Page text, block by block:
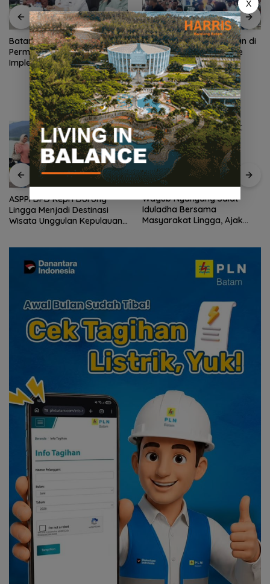
Batam Tawarkan Konsep
Permukiman Terpadu dalam
Implementasi Program 3
Juta Rumah
Akhir Pekan, Arus Wisman di
Pelabuhan Batam Centre
Membludak
ASPPI DPD Kepri Dorong
Lingga Menjadi Destinasi
Wisata Unggulan Kepulauan
Wagub Nyanyang Salat
Iduladha Bersama
Masyarakat Lingga, Ajak
X